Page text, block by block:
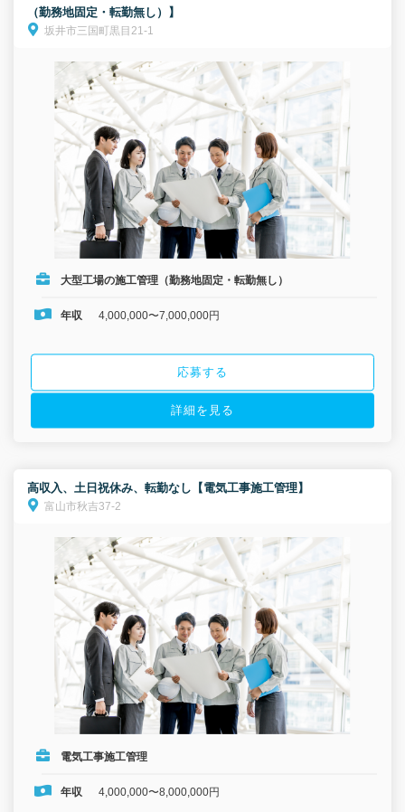
（勤務地固定・転勤無し）】
坂井市三国町黒目21-1
大型工場の施工管理（勤務地固定・転勤無し）
年収 4,000,000〜7,000,000円
応募する
詳細を見る
高収入、土日祝休み、転勤なし【電気工事施工管理】
富山市秋吉37-2
電気工事施工管理
年収 4,000,000〜8,000,000円